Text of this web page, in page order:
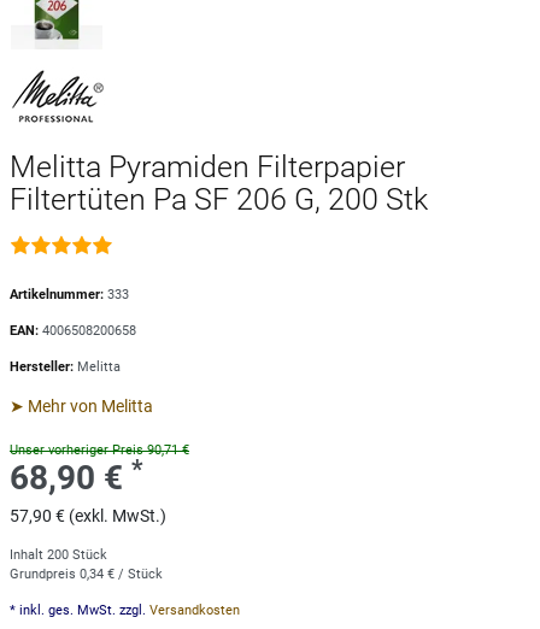
Melitta Pyramiden Filterpapier
Filtertüten Pa SF 206 G, 200 Stk
Artikelnummer: 333
EAN: 4006508200658
Hersteller: Melitta
➤ Mehr von Melitta
Unser vorheriger Preis 90,71 €
68,90 € *
57,90 € (exkl. MwSt.)
Inhalt 200 Stück
Grundpreis 0,34 € / Stück
* inkl. ges. MwSt. zzgl. Versandkosten